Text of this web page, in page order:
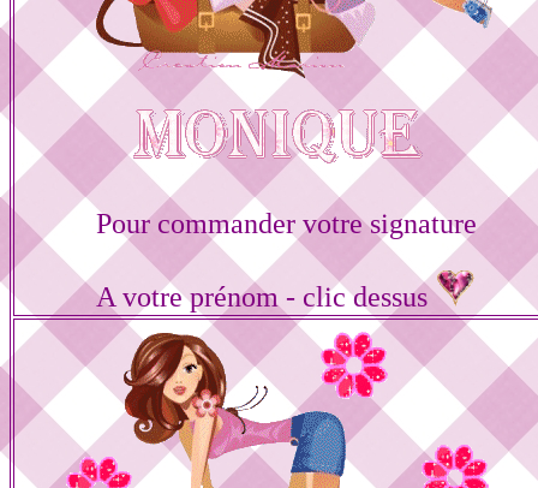
Pour commander votre signature
A votre prénom - clic dessus